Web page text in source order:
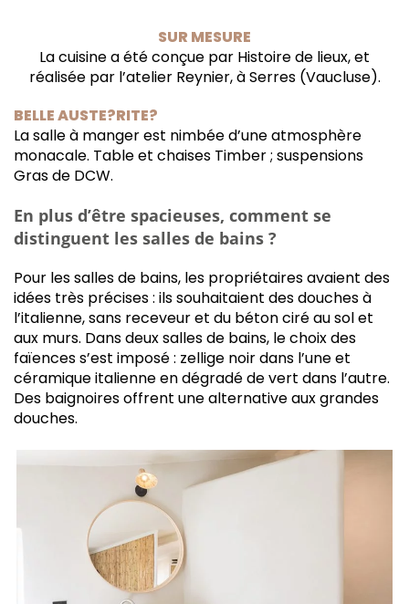
SUR MESURE
La cuisine a été conçue par Histoire de lieux, et
réalisée par l’atelier Reynier, à Serres (Vaucluse).
BELLE AUSTE?RITE?
La salle à manger est nimbée d’une atmosphère
monacale. Table et chaises Timber ; suspensions
Gras de DCW.
En plus d’être spacieuses, comment se
distinguent les salles de bains ?
Pour les salles de bains, les propriétaires avaient des
idées très précises : ils souhaitaient des douches à
l’italienne, sans receveur et du béton ciré au sol et
aux murs. Dans deux salles de bains, le choix des
faïences s’est imposé : zellige noir dans l’une et
céramique italienne en dégradé de vert dans l’autre.
Des baignoires offrent une alternative aux grandes
douches.